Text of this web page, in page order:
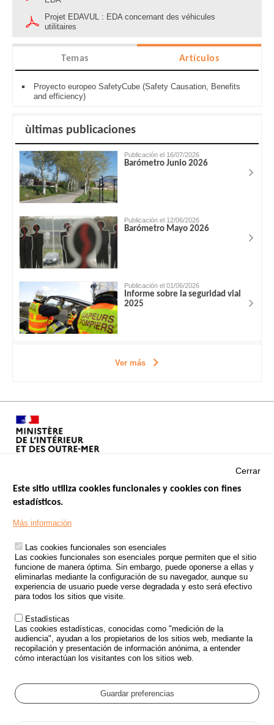
Projet EDAVUL : EDA concernant des véhicules
utilitaires
Temas Artículos
Proyecto europeo SafetyCube (Safety Causation, Benefits
and efficiency)
ùltimas publicaciones
Publicación el 16/07/2026
Barómetro Junio 2026
Publicación el 12/06/2026
Barómetro Mayo 2026
Publicación el 01/06/2026
Informe sobre la seguridad vial
2025
Ver más
Footer
TRATAMIENTO DE DATOS PERSONALES PROCEDENTES DE
ACCIDENTES DE TRÁFICO
ESTUDIOS
CONVOCATORIA DE PROYECTOS DE ESTUDIOS
POLÍTICA DE SEGURIDAD VIAL
Outils
EVENTOS
GLOSARIO
Cookie settings
Cerrar
Este sitio utiliza cookies funcionales y cookies con fines
estadísticos.
Más información
Las cookies funcionales son esenciales
Las cookies funcionales son esenciales porque permiten que el sitio
funcione de manera óptima. Sin embargo, puede oponerse a ellas y
eliminarlas mediante la configuración de su navegador, aunque su
experiencia de usuario puede verse degradada y esto será efectivo
para todos los sitios que visite.
Estadísticas
Las cookies estadísticas, conocidas como "medición de la
audiencia", ayudan a los propietarios de los sitios web, mediante la
recopilación y presentación de información anónima, a entender
cómo interactúan los visitantes con los sitios web.
Guardar preferencias